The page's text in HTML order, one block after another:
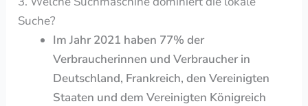
Suche?
Im Jahr 2021 haben 77% der
Verbraucherinnen und Verbraucher in
Deutschland, Frankreich, den Vereinigten
Staaten und dem Vereinigten Königreich